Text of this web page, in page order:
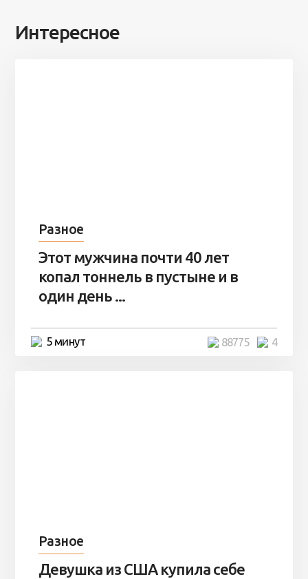
Интересное
Разное
Этот мужчина почти 40 лет
копал тоннель в пустыне и в
один день ...
5 минут 4
88775
Разное
Девушка из США купила себе